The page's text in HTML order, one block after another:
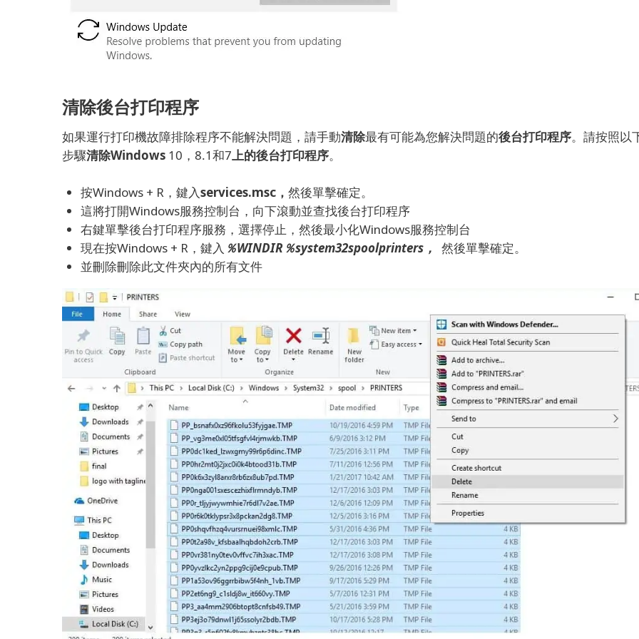
清除後台打印程序
如果運行打印機故障排除程序不能解決問題，請手動清除最有可能為您解決問題的後台打印程序。 請按照以
步驟清除Windows 10，8.1和7上的後台打印程序。
按Windows + R，鍵入services.msc， 然後單擊確定。
這將打開Windows服務控制台，向下滾動並查找後台打印程序
右鍵單擊後台打印程序服務，選擇停止，然後最小化Windows服務控制台
現在按Windows + R，鍵入 ％WINDIR％system32spoolprinters，
然後單擊確定。
並刪除刪除此文件夾內的所有文件